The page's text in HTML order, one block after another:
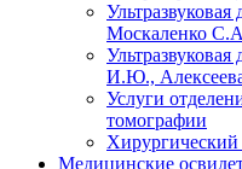
Москаленко
И.Ю.,
Услуги
томографии
Медицинские